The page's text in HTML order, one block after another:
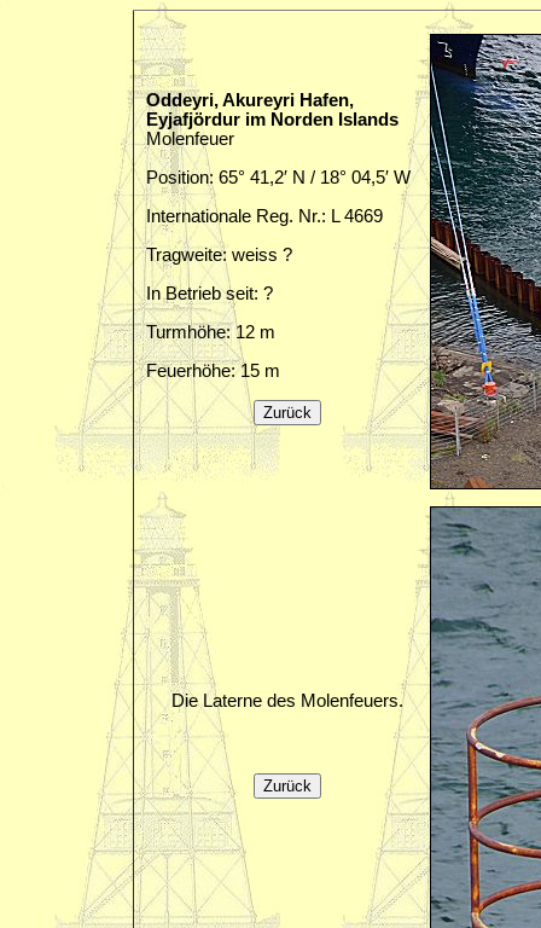
Oddeyri, Akureyri Hafen,
Eyjafjördur im Norden Islands
Molenfeuer
Position: 65° 41,2′ N / 18° 04,5′ W
Internationale Reg. Nr.: L 4669
Tragweite: weiss ?
In Betrieb seit: ?
Turmhöhe: 12 m
Feuerhöhe: 15 m
Die Laterne des Molenfeuers.